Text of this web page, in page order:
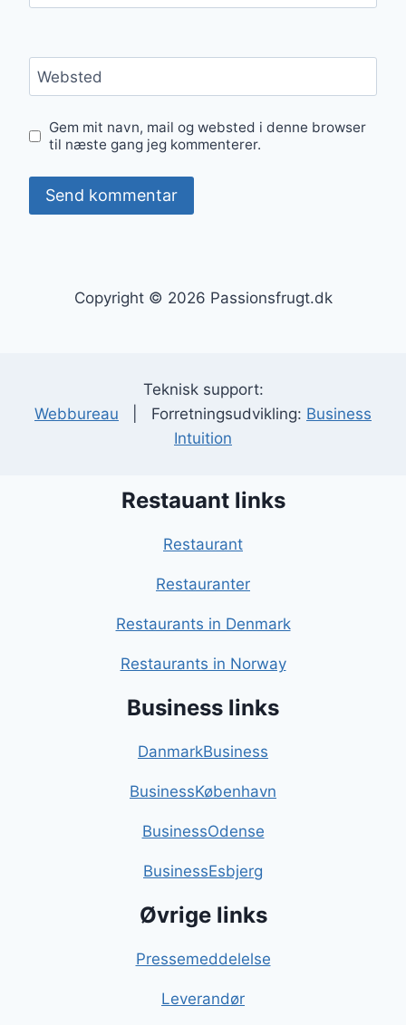
Websted
Gem mit navn, mail og websted i denne browser
til næste gang jeg kommenterer.
Copyright © 2026 Passionsfrugt.dk
Teknisk support:
Webbureau | Forretningsudvikling: Business
Intuition
Restauant links
Restaurant
Restauranter
Restaurants in Denmark
Restaurants in Norway
Business links
DanmarkBusiness
BusinessKøbenhavn
BusinessOdense
BusinessEsbjerg
Øvrige links
Pressemeddelelse
Leverandør